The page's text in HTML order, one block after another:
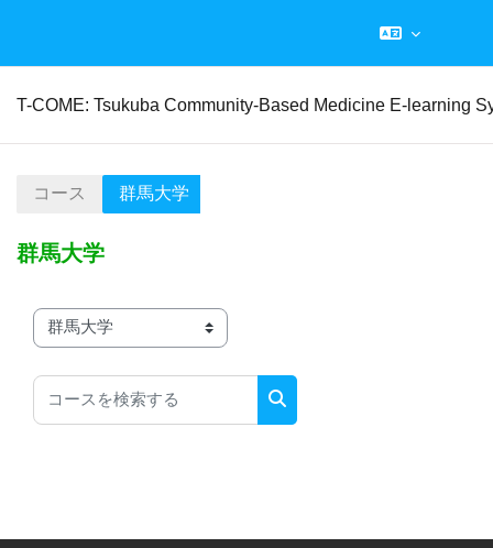
T-COME: Tsukuba Community-Based Medicine E-learning
コース 群馬大学
群馬大学
コースカテゴリ
コースを検索する
コースを検索する